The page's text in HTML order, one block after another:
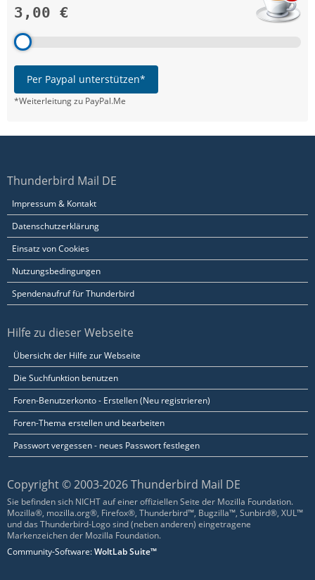
3,00 €
Per Paypal unterstützen*
*Weiterleitung zu PayPal.Me
Thunderbird Mail DE
Impressum & Kontakt
Datenschutzerklärung
Einsatz von Cookies
Nutzungsbedingungen
Spendenaufruf für Thunderbird
Hilfe zu dieser Webseite
Übersicht der Hilfe zur Webseite
Die Suchfunktion benutzen
Foren-Benutzerkonto - Erstellen (Neu registrieren)
Foren-Thema erstellen und bearbeiten
Passwort vergessen - neues Passwort festlegen
Copyright © 2003-2026 Thunderbird Mail DE
Sie befinden sich NICHT auf einer offiziellen Seite der Mozilla Foundation.
Mozilla®, mozilla.org®, Firefox®, Thunderbird™, Bugzilla™, Sunbird®, XUL™
und das Thunderbird-Logo sind (neben anderen) eingetragene
Markenzeichen der Mozilla Foundation.
Community-Software:WoltLab Suite™